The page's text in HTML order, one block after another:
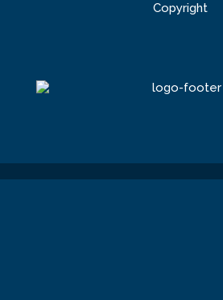
Copyright